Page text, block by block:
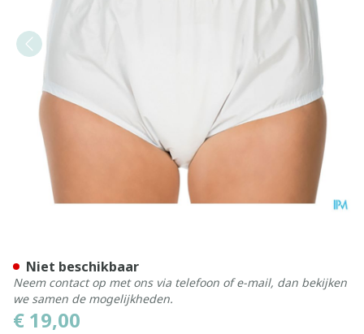
€ 19,00
Niet beschikbaar
Neem contact op met ons via telefoon of e-mail, dan bekijken
we samen de mogelijkheden.